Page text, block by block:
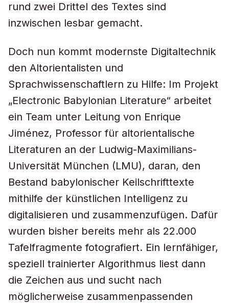
rund zwei Drittel des Textes sind
inzwischen lesbar gemacht.
Doch nun kommt modernste Digitaltechnik
den Altorientalisten und
Sprachwissenschaftlern zu Hilfe: Im Projekt
„Electronic Babylonian Literature“ arbeitet
ein Team unter Leitung von Enrique
Jiménez, Professor für altorientalische
Literaturen an der Ludwig-Maximilians-
Universität München (LMU), daran, den
Bestand babylonischer Keilschrifttexte
mithilfe der künstlichen Intelligenz zu
digitalisieren und zusammenzufügen. Dafür
wurden bisher bereits mehr als 22.000
Tafelfragmente fotografiert. Ein lernfähiger,
speziell trainierter Algorithmus liest dann
die Zeichen aus und sucht nach
möglicherweise zusammenpassenden